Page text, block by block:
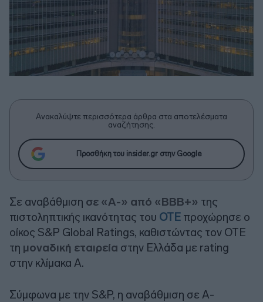
Ανακαλύψτε περισσότερα άρθρα στα αποτελέσματα
αναζήτησης.
Προσθήκη του insider.gr στην Google
Σε αναβάθμιση σε «Α-» από «ΒΒΒ+» της
πιστοληπτικής ικανότητας του ΟΤΕ προχώρησε ο
οίκος S&P Global Ratings, καθιστώντας τον ΟΤΕ
τη μοναδική εταιρεία στην Ελλάδα με rating
στην κλίμακα Α.
Σύμφωνα με την S&P, η αναβάθμιση σε Α-